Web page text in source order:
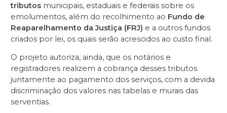
tributos municipais, estaduais e federais sobre os
emolumentos, além do recolhimento ao Fundo de
Reaparelhamento da Justiça (FRJ) e a outros fundos
criados por lei, os quais serão acrescidos ao custo final.
O projeto autoriza, ainda, que os notários e
registradores realizem a cobrança desses tributos
juntamente ao pagamento dos serviços, com a devida
discriminação dos valores nas tabelas e murais das
serventias.